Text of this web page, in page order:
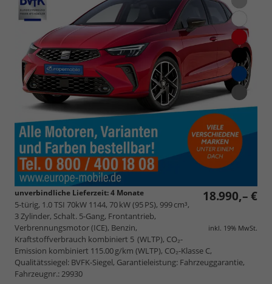
18.990,– €
inkl. 19% MwSt.
unverbindliche Lieferzeit:4 Monate
5-türig, 1.0 TSI 70kW 1144, 70 kW (95 PS), 999 cm³,
3 Zylinder, Schalt. 5-Gang, Frontantrieb,
Verbrennungsmotor (ICE), Benzin,
Kraftstoffverbrauch kombiniert 5 (WLTP), CO₂-
Emission kombiniert 115.00 g/km (WLTP), CO₂-Klasse C,
Qualitätssiegel: BVFK-Siegel, Garantieleistung: Fahrzeuggarantie,
Fahrzeugnr.: 29930